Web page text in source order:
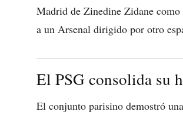
Madrid de Zinedine Zidane
a un Arsenal dirigido por otro
El PSG consolida su
El conjunto parisino demostró